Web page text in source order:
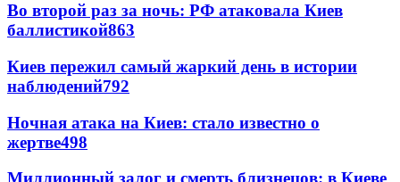
Во второй раз за ночь: РФ атаковала Киев
баллистикой863
Киев пережил самый жаркий день в истории
наблюдений792
Ночная атака на Киев: стало известно о
жертве498